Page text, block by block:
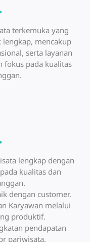
terkemuka yang
mencakup
serta layanan
fokus pada kualitas
lengkap dengan
kualitas dan
dengan customer.
Karyawan melalui
produktif.
pendapatan
pariwisata.